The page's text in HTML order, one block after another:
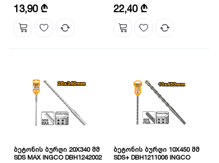
დიამეტრი: 20 მმ
სიგრძე: 210 მმ
13,90 ₾
დიამეტრი: 22 მმ
ზომა: 22X310 მმ
სიგრძე: 310 მმ
22,40 ₾
ბეტონის ბურღი 20X340 მმ
SDS MAX INGCO DBH1242002
ბეტონის ბურღი 10X450 მმ
SDS+ DBH1211006 INGCO